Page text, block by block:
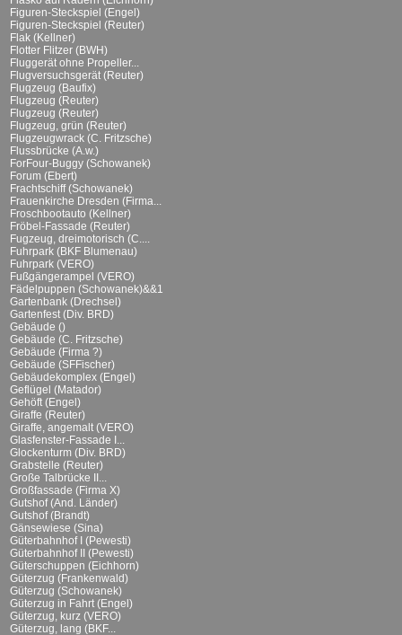
Figuren-Steckspiel (Engel)
Figuren-Steckspiel (Reuter)
Flak (Kellner)
Flotter Flitzer (BWH)
Fluggerät ohne Propeller...
Flugversuchsgerät (Reuter)
Flugzeug (Baufix)
Flugzeug (Reuter)
Flugzeug (Reuter)
Flugzeug, grün (Reuter)
Flugzeugwrack (C. Fritzsche)
Flussbrücke (A.w.)
ForFour-Buggy (Schowanek)
Forum (Ebert)
Frachtschiff (Schowanek)
Frauenkirche Dresden (Firma...
Froschbootauto (Kellner)
Fröbel-Fassade (Reuter)
Fugzeug, dreimotorisch (C....
Fuhrpark (BKF Blumenau)
Fuhrpark (VERO)
Fußgängerampel (VERO)
Fädelpuppen (Schowanek)&&1
Gartenbank (Drechsel)
Gartenfest (Div. BRD)
Gebäude ()
Gebäude (C. Fritzsche)
Gebäude (Firma ?)
Gebäude (SFFischer)
Gebäudekomplex (Engel)
Geflügel (Matador)
Gehöft (Engel)
Giraffe (Reuter)
Giraffe, angemalt (VERO)
Glasfenster-Fassade I...
Glockenturm (Div. BRD)
Grabstelle (Reuter)
Große Talbrücke II...
Großfassade (Firma X)
Gutshof (And. Länder)
Gutshof (Brandt)
Gänsewiese (Sina)
Güterbahnhof I (Pewesti)
Güterbahnhof II (Pewesti)
Güterschuppen (Eichhorn)
Güterzug (Frankenwald)
Güterzug (Schowanek)
Güterzug in Fahrt (Engel)
Güterzug, kurz (VERO)
Güterzug, lang (BKF...